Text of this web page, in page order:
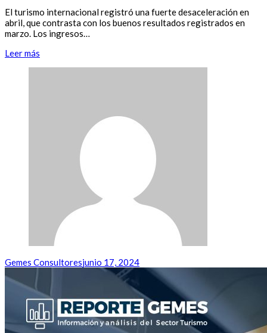
El turismo internacional registró una fuerte desaceleración en
abril, que contrasta con los buenos resultados registrados en
marzo. Los ingresos…
Leer más
Gemes Consultoresjunio 17, 2024